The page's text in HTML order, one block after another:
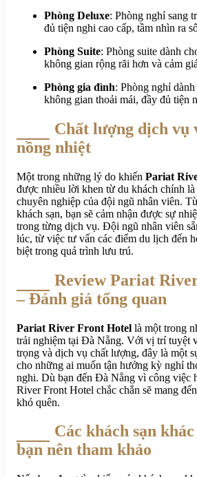
Phòng Deluxe: Phòng nghỉ sang
đủ tiện nghi cao cấp, tầm nhìn ra
Phòng Suite: Phòng suite dành
không gian rộng rãi hơn và cảm
Phòng gia đình: Phòng nghỉ
không gian thoải mái, đầy đủ tiện
Chất lượng dịch vụ
nồng nhiệt
Một trong những lý do khiến Pariat
được nhiều lời khen từ du khách chính là
chuyên nghiệp của đội ngũ nhân viên.
khách sạn, bạn sẽ cảm nhận được sự
trong từng dịch vụ. Đội ngũ nhân viên
lúc, từ việc tư vấn các điểm du lịch đến
biệt trong quá trình lưu trú.
Review Pariat
– Đánh giá tổng quan
Pariat River Front Hotel là một trong
trải nghiệm tại Đà Nẵng. Với vị trí tuyệt
trọng và dịch vụ chất lượng, đây là một
cho những ai muốn tận hưởng kỳ nghỉ
nghi. Dù bạn đến Đà Nẵng vì công việc
River Front Hotel chắc chắn sẽ mang
khó quên.
Các khách sạn
bạn nên tham khảo